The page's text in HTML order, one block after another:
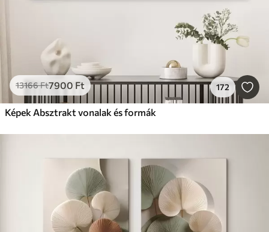
13166Ft7900 Ft 172
Képek Absztrakt vonalak és formák